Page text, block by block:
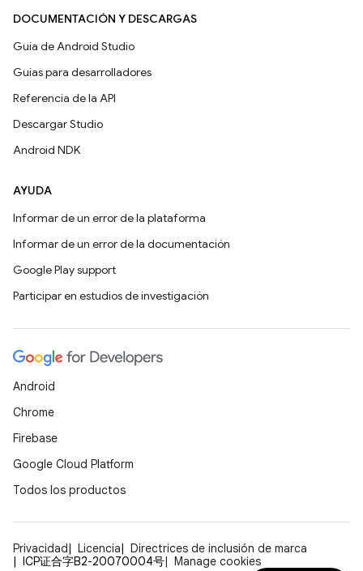
DOCUMENTACIÓN Y DESCARGAS
Guía de Android Studio
Guías para desarrolladores
Referencia de la API
Descargar Studio
Android NDK
AYUDA
Informar de un error de la plataforma
Informar de un error de la documentación
Google Play support
Participar en estudios de investigación
Android
Chrome
Firebase
Google Cloud Platform
Todos los productos
Privacidad Licencia
Directrices de inclusión de marca
ICP证合字B2-20070004号
Manage cookies